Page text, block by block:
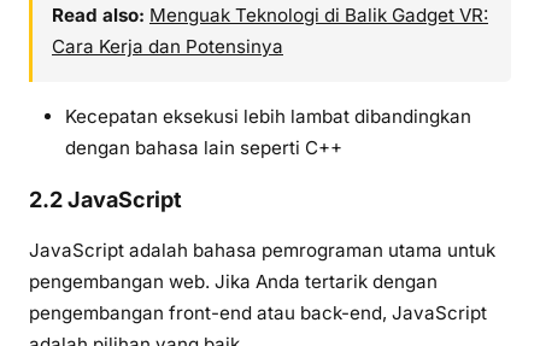
Read also: Menguak Teknologi di Balik Gadget VR:
Cara Kerja dan Potensinya
Kecepatan eksekusi lebih lambat dibandingkan
dengan bahasa lain seperti C++
2.2 JavaScript
JavaScript adalah bahasa pemrograman utama untuk
pengembangan web. Jika Anda tertarik dengan
pengembangan front-end atau back-end, JavaScript